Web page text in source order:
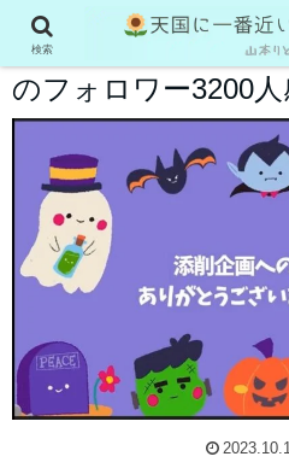
【7名のブログ添削
のフォロワー3200
検索